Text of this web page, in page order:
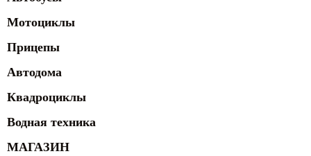
Мотоциклы
Прицепы
Автодома
Квадроциклы
Водная техника
МАГАЗИН